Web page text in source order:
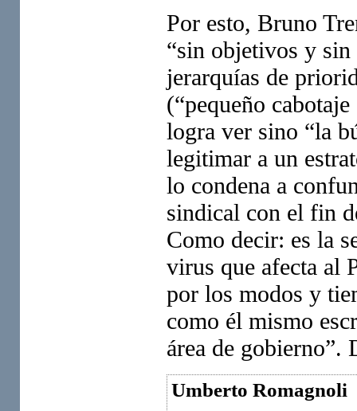
Por esto, Bruno
“sin objetivos y sin
jerarquías de
(“pequeño
logra ver sino “la
legitimar a un
lo condena a
sindical con el fin
Como decir: es la
virus que afecta al
por los modos y
como él mismo
área de
Umberto Romagnoli